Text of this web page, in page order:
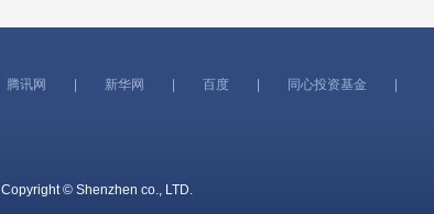
腾讯网 新华网 百度 同心投资基金
Copyright © Shenzhen co., LTD.